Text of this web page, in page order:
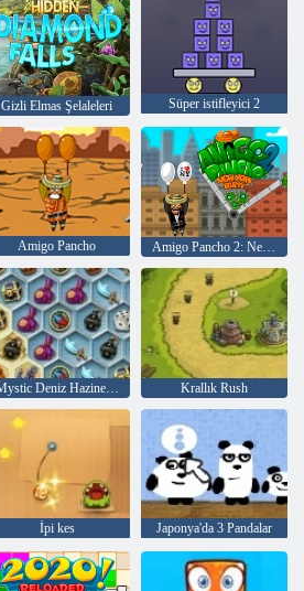
Gizli Elmas Şelaleleri Süper istifleyici 2
Amigo Pancho Amigo Pancho 2: New York Partisi
Mystic Deniz Hazineleri Krallık Rush
İpi kes Japonya'da 3 Pandalar